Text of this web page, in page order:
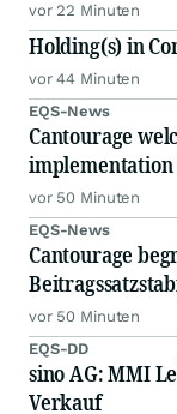
vor 22 Minuten
Holding(s) in
vor 44 Minuten
EQS-News
Cantourage
implementation
vor 50 Minuten
EQS-News
Cantourage
vor 50 Minuten
EQS-DD
sino AG: MMI
Verkauf